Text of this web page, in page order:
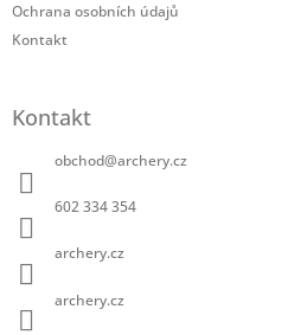
Ochrana osobních údajů
Kontakt
Kontakt
obchod@archery.cz
602 334 354
archery.cz
archery.cz